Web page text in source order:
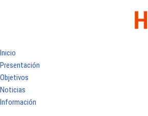
Inicio
Presentación
Objetivos
Noticias
Información